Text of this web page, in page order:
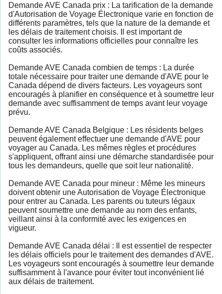
Demande AVE Canada prix : La tarification de la demande
d'Autorisation de Voyage Électronique varie en fonction de
différents paramètres, tels que la nature de la demande et
les délais de traitement choisis. Il est important de
consulter les informations officielles pour connaître les
coûts associés.
Demande AVE Canada combien de temps : La durée
totale nécessaire pour traiter une demande d'AVE pour le
Canada dépend de divers facteurs. Les voyageurs sont
encouragés à planifier en conséquence et à soumettre leur
demande avec suffisamment de temps avant leur voyage
prévu.
Demande AVE Canada Belgique : Les résidents belges
peuvent également effectuer une demande d'AVE pour
voyager au Canada. Les mêmes règles et procédures
s'appliquent, offrant ainsi une démarche standardisée pour
tous les demandeurs, quelle que soit leur nationalité.
Demande AVE Canada pour mineur : Même les mineurs
doivent obtenir une Autorisation de Voyage Électronique
pour entrer au Canada. Les parents ou tuteurs légaux
peuvent soumettre une demande au nom des enfants,
veillant ainsi à la conformité avec les exigences en
vigueur.
Demande AVE Canada délai : Il est essentiel de respecter
les délais officiels pour le traitement des demandes d'AVE.
Les voyageurs sont encouragés à soumettre leur demande
suffisamment à l'avance pour éviter tout inconvénient lié
aux délais de traitement.